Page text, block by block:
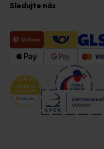
Sledujte nás